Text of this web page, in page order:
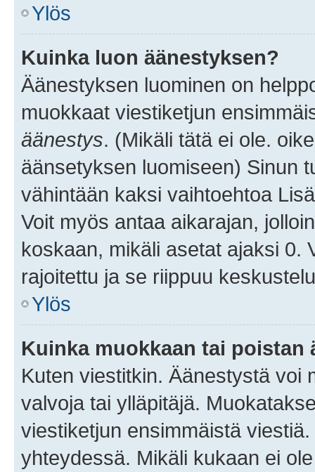
Ylös
Kuinka luon äänestyksen?
Äänestyksen luominen on
muokkaat viestiketjun
äänestys. (Mikäli tätä ei ole.
äänsetyksen luomiseen) Sinun
vähintään kaksi vaihtoehtoa
Voit myös antaa aikarajan,
koskaan, mikäli asetat ajaksi 0.
rajoitettu ja se riippuu
Ylös
Kuinka muokkaan tai poistan
Kuten viestitkin. Äänestystä voi
valvoja tai ylläpitäjä.
viestiketjun ensimmäistä
yhteydessä. Mikäli kukaan ei